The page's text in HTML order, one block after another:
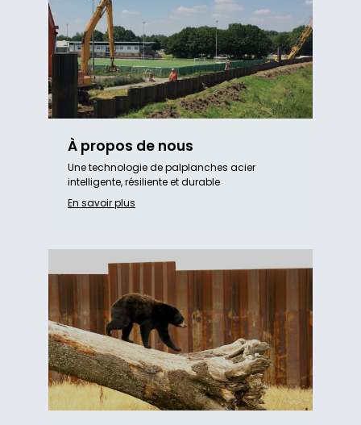
À propos de nous
Une technologie de palplanches acier
intelligente, résiliente et durable
En savoir plus